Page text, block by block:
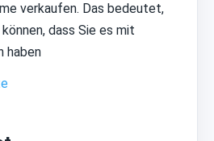
verkaufen. Das bedeutet,
dass Sie es mit
haben